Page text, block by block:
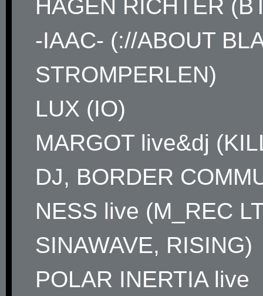
HAGEN RICHTER
-IAAC- (://ABOUT
STROMPERLEN)
LUX (IO)
MARGOT live&dj
DJ, BORDER
NESS live (M_REC
SINAWAVE, RISING)
POLAR INERTIA live